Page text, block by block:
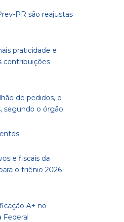
PR são reajustas
praticidade e
contribuições
de pedidos, o
segundo o órgão
e fiscais da
o triênio 2026-
A+ no
Federal